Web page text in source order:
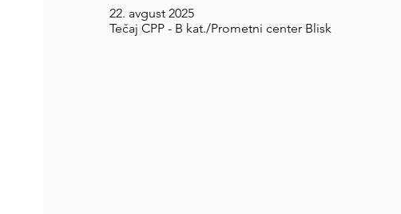
22. avgust 2025
Tečaj CPP - B kat./Prometni center Blisk